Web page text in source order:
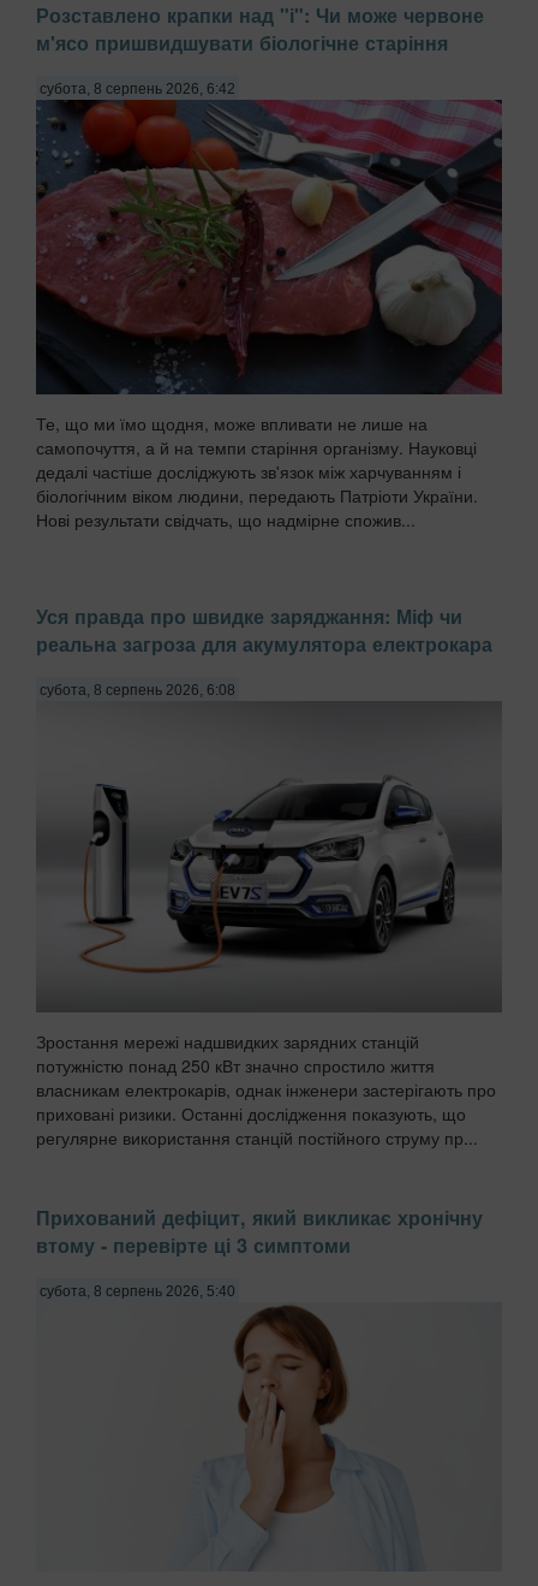
Розставлено крапки над "і": Чи може червоне
м'ясо пришвидшувати біологічне старіння
субота, 8 серпень 2026, 6:42
Те, що ми їмо щодня, може впливати не лише на
самопочуття, а й на темпи старіння організму. Науковці
дедалі частіше досліджують зв'язок між харчуванням і
біологічним віком людини, передають Патріоти України.
Нові результати свідчать, що надмірне спожив...
Уся правда про швидке заряджання: Міф чи
реальна загроза для акумулятора електрокара
субота, 8 серпень 2026, 6:08
Зростання мережі надшвидких зарядних станцій
потужністю понад 250 кВт значно спростило життя
власникам електрокарів, однак інженери застерігають про
приховані ризики. Останні дослідження показують, що
регулярне використання станцій постійного струму пр...
Прихований дефіцит, який викликає хронічну
втому - перевірте ці 3 симптоми
субота, 8 серпень 2026, 5:40